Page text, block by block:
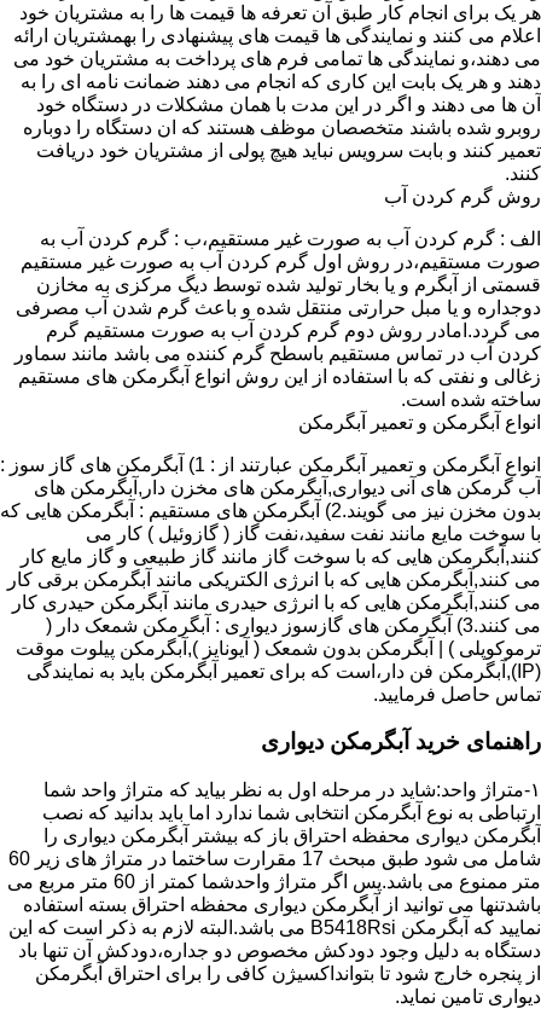
هر یک برای انجام کار طبق آن تعرفه ها قیمت ها را به مشتریان خود
اعلام می کنند و نمایندگی ها قیمت های پیشنهادی را بهمشتریان ارائه
می دهند،و نمایندگی ها تمامی فرم های پرداخت به مشتریان خود می
دهند و هر یک بابت این کاری که انجام می دهند ضمانت نامه ای را به
آن ها می دهند و اگر در این مدت با همان مشکلات در دستگاه خود
روبرو شده باشند متخصصان موظف هستند که ان دستگاه را دوباره
تعمیر کنند و بابت سرویس نباید هیچ پولی از مشتریان خود دریافت
کنند.
روش گرم کردن آب
الف : گرم کردن آب به صورت غیر مستقیم،ب : گرم کردن آب به
صورت مستقیم،در روش اول گرم کردن آب به صورت غیر مستقیم
قسمتی از آبگرم و یا بخار تولید شده توسط دیگ مرکزی به مخازن
دوجداره و یا مبل حرارتی منتقل شده و باعث گرم شدن آب مصرفی
می گردد.امادر روش دوم گرم کردن آب به صورت مستقیم گرم
کردن آب در تماس مستقیم باسطح گرم کننده می باشد مانند سماور
زغالی و نفتی که با استفاده از این روش انواع آبگرمکن های مستقیم
ساخته شده است.
انواع آبگرمکن و تعمیر آبگرمکن
انواع آبگرمکن و تعمیر آبگرمکن عبارتند از : 1) آبگرمکن های گاز سوز :
آب گرمکن های آنی دیواری,آبگرمکن های مخزن دار,آبگرمکن های
بدون مخزن نیز می گویند.2) آبگرمکن های مستقیم : آبگرمکن هایی که
با سوخت مایع مانند نفت سفید،نفت گاز ( گازوئیل ) کار می
کنند,آبگرمکن هایی که با سوخت گاز مانند گاز طبیعی و گاز مایع کار
می کنند,آبگرمکن هایی که با انرژی الکتریکی مانند آبگرمکن برقی کار
می کنند,آبگرمکن هایی که با انرژی حیدری مانند آبگرمکن حیدری کار
می کنند.3) آبگرمکن های گازسوز دیواری : آبگرمکن شمعک دار (
ترموکوپلی ) | آبگرمکن بدون شمعک ( آیونایز ),آبگرمکن پیلوت موقت
(IP),آبگرمکن فن دار،است که برای تعمیر آبگرمکن باید به نمایندگی
تماس حاصل فرمایید.
راهنمای خرید آبگرمکن دیواری
۱-متراژ واحد:شاید در مرحله اول به نظر بیاید که متراژ واحد شما
ارتباطی به نوع آبگرمکن انتخابی شما ندارد اما باید بدانید که نصب
آبگرمکن دیواری محفظه احتراق باز که بیشتر آبگرمکن دیواری را
شامل می شود طبق مبحث 17 مقرارت ساختما در متراژ های زیر 60
متر ممنوع می باشد.پس اگر متراژ واحدشما کمتر از 60 متر مربع می
باشدتنها می توانید از آبگرمکن دیواری محفظه احتراق بسته استفاده
نمایید که آبگرمکن B5418Rsi می باشد.البته لازم به ذکر است که این
دستگاه به دلیل وجود دودکش مخصوص دو جداره،دودکش آن تنها باد
از پنجره خارج شود تا بتوانداکسیژن کافی را برای احتراق آبگرمکن
دیواری تامین نماید.